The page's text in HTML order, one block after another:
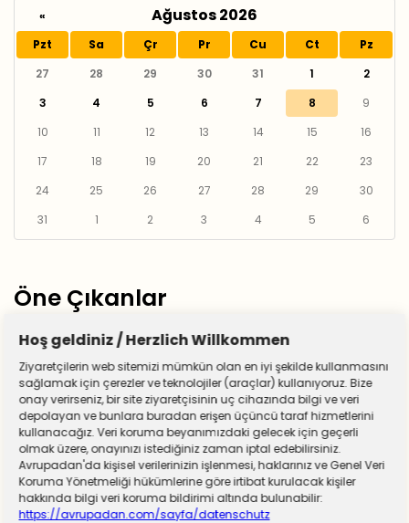
« Ağustos 2026
Pzt Sa Çr Pr Cu Ct
Pz
27
28 29 30 31 1
2
3
4 5 6 7 8
9
10
11 12 13 14 15
16
17
18 19 20 21 22
23
24
25 26 27 28 29
30
31
1 2 3 4 5 6
Öne Çıkanlar
Hoş geldiniz / Herzlich Willkommen
Ziyaretçilerin web sitemizi mümkün olan en iyi şekilde kullanmasını
sağlamak için çerezler ve teknolojiler (araçlar) kullanıyoruz. Bize
onay verirseniz, bir site ziyaretçisinin uç cihazında bilgi ve veri
depolayan ve bunlara buradan erişen üçüncü taraf hizmetlerini
kullanacağız. Veri koruma beyanımızdaki gelecek için geçerli
olmak üzere, onayınızı istediğiniz zaman iptal edebilirsiniz.
Avrupadan'da kişisel verilerinizin işlenmesi, haklarınız ve Genel Veri
Koruma Yönetmeliği hükümlerine göre irtibat kurulacak kişiler
hakkında bilgi veri koruma bildirimi altında bulunabilir:
https://avrupadan.com/sayfa/datenschutz